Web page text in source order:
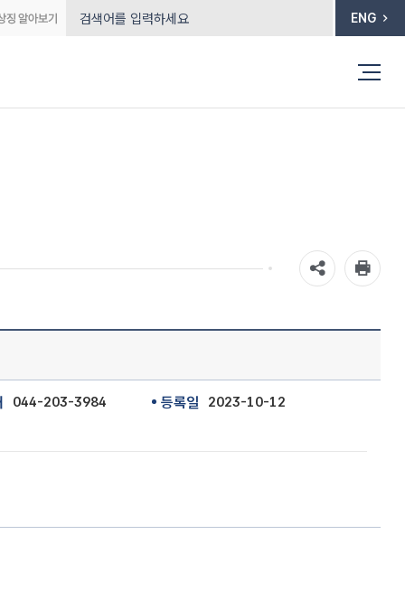
ENG
044-203-3984 등록일 2023-10-12